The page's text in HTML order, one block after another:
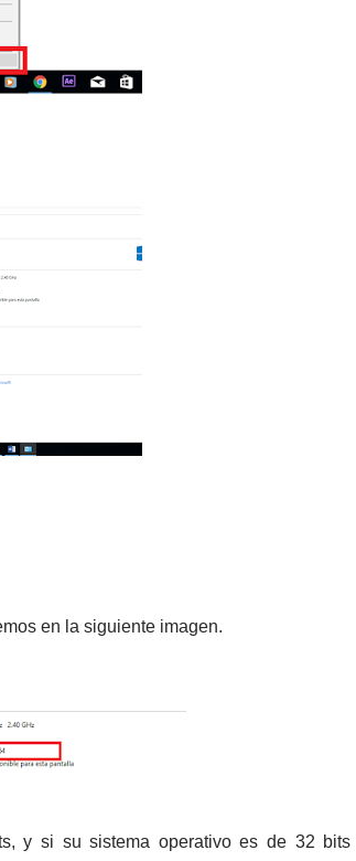
en la siguiente imagen.
y si su sistema operativo es de 32